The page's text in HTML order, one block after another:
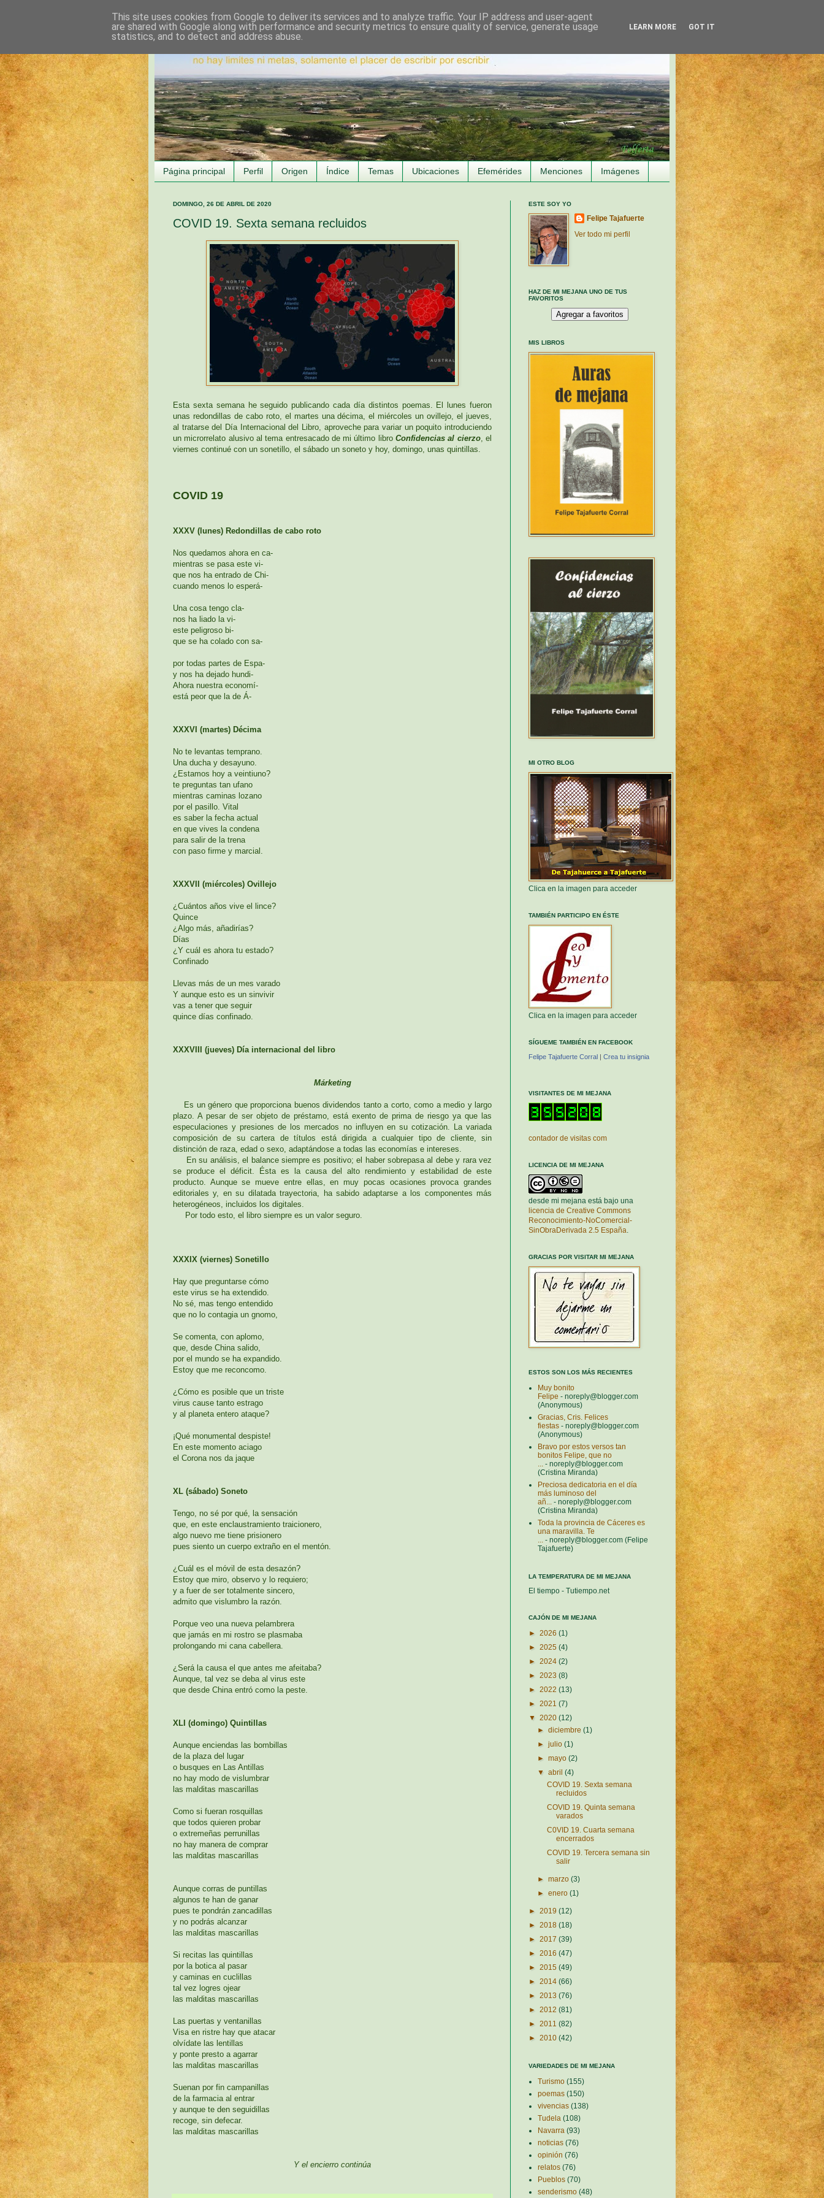
Página principal Perfil Origen Índice Temas Ubicaciones Efemérides Menciones Imágenes
DOMINGO, 26 DE ABRIL DE 2020
COVID 19. Sexta semana recluidos
Esta sexta semana he seguido publicando cada día distintos poemas. El lunes fueron
unas redondillas de cabo roto, el martes una décima, el miércoles un ovillejo, el jueves,
al tratarse del Día Internacional del Libro, aproveche para variar un poquito introduciendo
un microrrelato alusivo al tema entresacado de mi último libroConfidencias al cierzo, el
viernes continué con un sonetillo, el sábado un soneto y hoy, domingo, unas quintillas.
COVID 19
XXXV (lunes) Redondillas de cabo roto
Nos quedamos ahora en ca-
mientras se pasa este vi-
que nos ha entrado de Chi-
cuando menos lo esperá-
Una cosa tengo cla-
nos ha liado la vi-
este peligroso bi-
que se ha colado con sa-
por todas partes de Espa-
y nos ha dejado hundi-
Ahora nuestra economí-
está peor que la de Á-
XXXVI (martes) Décima
No te levantas temprano.
Una ducha y desayuno.
¿Estamos hoy a veintiuno?
te preguntas tan ufano
mientras caminas lozano
por el pasillo. Vital
es saber la fecha actual
en que vives la condena
para salir de la trena
con paso firme y marcial.
XXXVII (miércoles) Ovillejo
¿Cuántos años vive el lince?
Quince
¿Algo más, añadirías?
Días
¿Y cuál es ahora tu estado?
Confinado
Llevas más de un mes varado
Y aunque esto es un sinvivir
vas a tener que seguir
quince días confinado.
XXXVIII (jueves) Día internacional del libro
Márketing
Es un género que proporciona buenos dividendos tanto a corto, como a medio y largo
plazo. A pesar de ser objeto de préstamo, está exento de prima de riesgo ya que las
especulaciones y presiones de los mercados no influyen en su cotización. La variada
composición de su cartera de títulos está dirigida a cualquier tipo de cliente, sin
distinción de raza, edad o sexo, adaptándose a todas las economías e intereses.
En su análisis, el balance siempre es positivo; el haber sobrepasa al debe y rara vez
se produce el déficit. Ésta es la causa del alto rendimiento y estabilidad de este
producto. Aunque se mueve entre ellas, en muy pocas ocasiones provoca grandes
editoriales y, en su dilatada trayectoria, ha sabido adaptarse a los componentes más
heterogéneos, incluidos los digitales.
Por todo esto, el libro siempre es un valor seguro.
XXXIX (viernes) Sonetillo
Hay que preguntarse cómo
este virus se ha extendido.
No sé, mas tengo entendido
que no lo contagia un gnomo,
Se comenta, con aplomo,
que, desde China salido,
por el mundo se ha expandido.
Estoy que me reconcomo.
¿Cómo es posible que un triste
virus cause tanto estrago
y al planeta entero ataque?
¡Qué monumental despiste!
En este momento aciago
el Corona nos da jaque
XL (sábado) Soneto
Tengo, no sé por qué, la sensación
que, en este enclaustramiento traicionero,
algo nuevo me tiene prisionero
pues siento un cuerpo extraño en el mentón.
¿Cuál es el móvil de esta desazón?
Estoy que miro, observo y lo requiero;
y a fuer de ser totalmente sincero,
admito que vislumbro la razón.
Porque veo una nueva pelambrera
que jamás en mi rostro se plasmaba
prolongando mi cana cabellera.
¿Será la causa el que antes me afeitaba?
Aunque, tal vez se deba al virus este
que desde China entró como la peste.
XLI (domingo) Quintillas
Aunque enciendas las bombillas
de la plaza del lugar
o busques en Las Antillas
no hay modo de vislumbrar
las malditas mascarillas
Como si fueran rosquillas
que todos quieren probar
o extremeñas perrunillas
no hay manera de comprar
las malditas mascarillas
Aunque corras de puntillas
algunos te han de ganar
pues te pondrán zancadillas
y no podrás alcanzar
las malditas mascarillas
Si recitas las quintillas
por la botica al pasar
y caminas en cuclillas
tal vez logres ojear
las malditas mascarillas
Las puertas y ventanillas
Visa en ristre hay que atacar
olvídate las lentillas
y ponte presto a agarrar
las malditas mascarillas
Suenan por fin campanillas
de la farmacia al entrar
y aunque te den seguidillas
recoge, sin defecar.
las malditas mascarillas
Y el encierro continúa
ESTE SOY YO
Felipe Tajafuerte
Ver todo mi perfil
HAZ DE MI MEJANA UNO DE TUS
FAVORITOS
MIS LIBROS
MI OTRO BLOG
Clica en la imagen para acceder
TAMBIÉN PARTICIPO EN ÉSTE
Clica en la imagen para acceder
SÍGUEME TAMBIÉN EN FACEBOOK
Felipe Tajafuerte Corral | Crea tu insignia
VISITANTES DE MI MEJANA
contador de visitas com
LICENCIA DE MI MEJANA
desde mi mejana está bajo una
licencia de Creative Commons
Reconocimiento-NoComercial-
SinObraDerivada 2.5 España
GRACIAS POR VISITAR MI MEJANA
ESTOS SON LOS MÁS RECIENTES
Muy bonito
Felipe - noreply@blogger.com
(Anonymous)
Gracias, Cris. Felices
fiestas - noreply@blogger.com
(Anonymous)
Bravo por estos versos tan
bonitos Felipe, que no
- noreply@blogger.com
(Cristina Miranda)
Preciosa dedicatoria en el día
más luminoso del
añ...
- noreply@blogger.com
(Cristina Miranda)
Toda la provincia de Cáceres es
una maravilla. Te
- noreply@blogger.com (Felipe
Tajafuerte)
LA TEMPERATURA DE MI MEJANA
El tiempo - Tutiempo.net
CAJÓN DE MI MEJANA
► 2026 (1)
► 2025 (4)
► 2024 (2)
► 2023 (8)
► 2022 (13)
► 2021 (7)
▼ 2020 (12)
►diciembre(1)
►julio(1)
►mayo(2)
▼abril(4)
COVID 19. Sexta semana
recluidos
COVID 19. Quinta semana
varados
C0VID 19. Cuarta semana
encerrados
COVID 19. Tercera semana sin
salir
►marzo(3)
►enero(1)
► 2019 (12)
► 2018 (18)
► 2017 (39)
► 2016 (47)
► 2015 (49)
► 2014 (66)
► 2013 (76)
► 2012 (81)
► 2011 (82)
► 2010 (42)
VARIEDADES DE MI MEJANA
Turismo (155)
poemas (150)
vivencias (138)
Tudela (108)
Navarra (93)
noticias (76)
opinión (76)
relatos (76)
Pueblos (70)
senderismo (48)
This site uses cookies from Google to deliver its services and to analyze traffic. Your IP address and user-agent
are shared with Google along with performance and security metrics to ensure quality of service, generate usage
statistics, and to detect and address abuse.
LEARN MORE GOT IT